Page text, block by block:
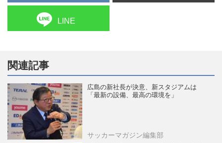
LINE
関連記事
広島の新社長が決意、新スタジアムは
「最新の設備、最高の環境を」
サッカーマガジン編集部